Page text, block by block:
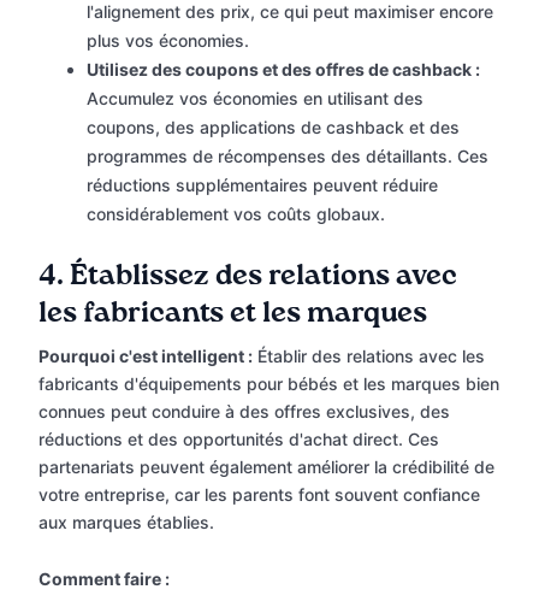
l'alignement des prix, ce qui peut maximiser encore
plus vos économies.
Utilisez des coupons et des offres de cashback :
Accumulez vos économies en utilisant des
coupons, des applications de cashback et des
programmes de récompenses des détaillants. Ces
réductions supplémentaires peuvent réduire
considérablement vos coûts globaux.
4. Établissez des relations avec
les fabricants et les marques
Pourquoi c'est intelligent : Établir des relations avec les
fabricants d'équipements pour bébés et les marques bien
connues peut conduire à des offres exclusives, des
réductions et des opportunités d'achat direct. Ces
partenariats peuvent également améliorer la crédibilité de
votre entreprise, car les parents font souvent confiance
aux marques établies.
Comment faire :